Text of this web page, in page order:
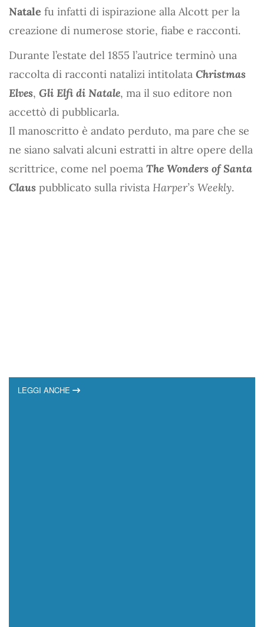
Natale fu infatti di ispirazione alla Alcott per la
creazione di numerose storie, fiabe e racconti.
Durante l’estate del 1855 l’autrice terminò una
raccolta di racconti natalizi intitolata Christmas
Elves, Gli Elfi di Natale, ma il suo editore non
accettò di pubblicarla.
Il manoscritto è andato perduto, ma pare che se
ne siano salvati alcuni estratti in altre opere della
scrittrice, come nel poema The Wonders of Santa
Claus pubblicato sulla rivista Harper’s Weekly.
LEGGI ANCHE